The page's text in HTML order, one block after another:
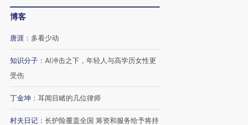
博客
唐涯 ： 多看少动
知识分子 ： AI冲击之下，年轻人与高学历女性更
受伤
丁金坤 ： 耳闻目睹的几位律师
村夫日记 ： 长护险覆盖全国 筹资和服务给予将持